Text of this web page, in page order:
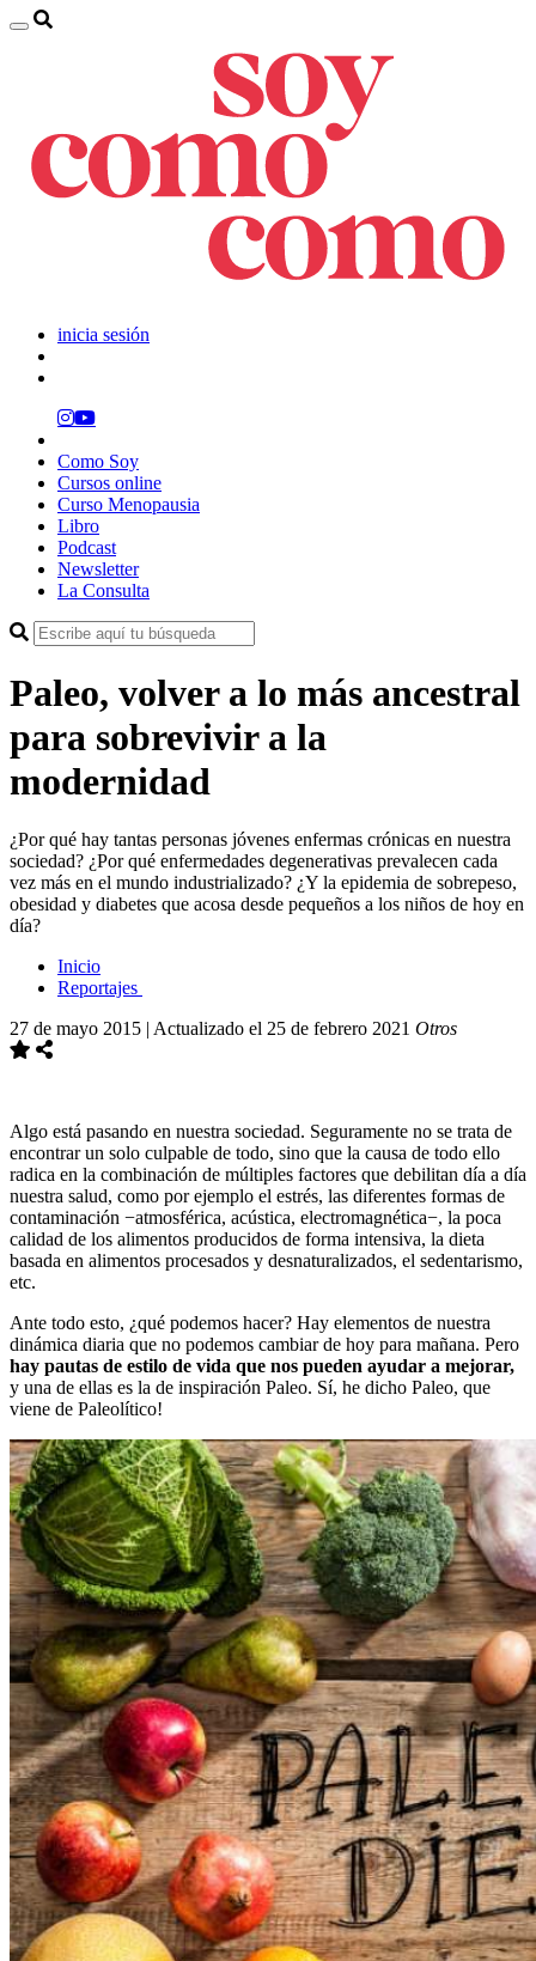
inicia sesión
Como Soy
Cursos online
Curso Menopausia
Libro
Podcast
Newsletter
La Consulta
Paleo, volver a lo más ancestral
para sobrevivir a la
modernidad
¿Por qué hay tantas personas jóvenes enfermas crónicas en nuestra
sociedad? ¿Por qué enfermedades degenerativas prevalecen cada
vez más en el mundo industrializado? ¿Y la epidemia de sobrepeso,
obesidad y diabetes que acosa desde pequeños a los niños de hoy en
día?
Inicio
Reportajes
27 de mayo 2015 | Actualizado el 25 de febrero 2021 Otros
Algo está pasando en nuestra sociedad. Seguramente no se trata de
encontrar un solo culpable de todo, sino que la causa de todo ello
radica en la combinación de múltiples factores que debilitan día a día
nuestra salud, como por ejemplo el estrés, las diferentes formas de
contaminación −atmosférica, acústica, electromagnética−, la poca
calidad de los alimentos producidos de forma intensiva, la dieta
basada en alimentos procesados y desnaturalizados, el sedentarismo,
etc.
Ante todo esto, ¿qué podemos hacer? Hay elementos de nuestra
dinámica diaria que no podemos cambiar de hoy para mañana. Pero
hay pautas de estilo de vida que nos pueden ayudar a mejorar,
y una de ellas es la de inspiración Paleo. Sí, he dicho Paleo, que
viene de Paleolítico!